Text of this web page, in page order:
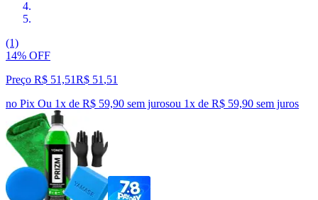
(1)
14% OFF
Preço R$ 51,51R$ 51 ,51
no Pix Ou 1x de R$ 59,90 sem jurosou 1x de R$ 59,90 sem juros